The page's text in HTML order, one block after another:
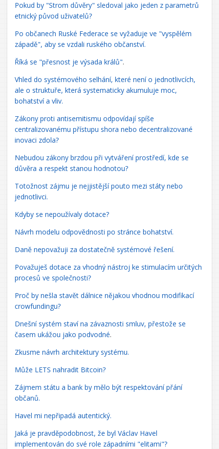
Pokud by "Strom důvěry" sledoval jako jeden z parametrů
etnický původ uživatelů?
Po občanech Ruské Federace se vyžaduje ve "vyspělém
západě", aby se vzdali ruského občanství.
Říká se "přesnost je výsada králů".
Vhled do systémového selhání, které není o jednotlivcích,
ale o struktuře, která systematicky akumuluje moc,
bohatství a vliv.
Zákony proti antisemitismu odpovídají spíše
centralizovanému přístupu shora nebo decentralizované
inovaci zdola?
Nebudou zákony brzdou při vytváření prostředí, kde se
důvěra a respekt stanou hodnotou?
Totožnost zájmu je nejjistější pouto mezi státy nebo
jednotlivci.
Kdyby se nepoužívaly dotace?
Návrh modelu odpovědnosti po stránce bohatství.
Daně nepovažuji za dostatečně systémové řešení.
Považuješ dotace za vhodný nástroj ke stimulacím určitých
procesů ve společnosti?
Proč by nešla stavět dálnice nějakou vhodnou modifikací
crowfundingu?
Dnešní systém staví na závaznosti smluv, přestože se
časem ukážou jako podvodné.
Zkusme návrh architektury systému.
Může LETS nahradit Bitcoin?
Zájmem státu a bank by mělo být respektování přání
občanů.
Havel mi nepřipadá autentický.
Jaká je pravděpodobnost, že byl Václav Havel
implementován do své role západními "elitami"?